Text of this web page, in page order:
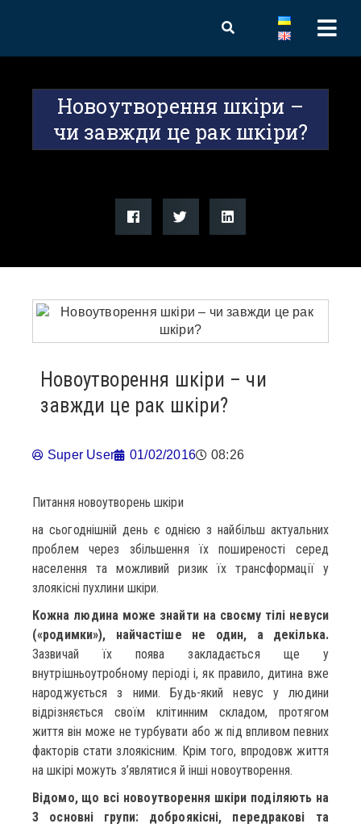
Новоутворення шкіри –
чи завжди це рак шкіри?
Новоутворення шкіри – чи
завжди це рак шкіри?
Super User 01/02/2016 08:26
Питання новоутворень шкіри
на сьогоднішній день є однією з найбільш актуальних
проблем через збільшення їх поширеності серед
населення та можливий ризик їх трансформації у
злоякісні пухлини шкіри.
Кожна людина може знайти на своєму тілі невуси
(«родимки»), найчастіше не один, а декілька.
Зазвичай їх поява закладається ще у
внутрішньоутробному періоді і, як правило, дитина вже
народжується з ними. Будь-який невус у людини
відрізняється своїм клітинним складом, протягом
життя він може не турбувати або ж під впливом певних
факторів стати злоякісним. Крім того, впродовж життя
на шкірі можуть з’являтися й інші новоутворення.
Відомо, що всі новоутворення шкіри поділяють на
3 основні групи: доброякісні, передракові та